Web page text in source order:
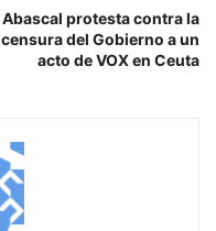
Abascal protesta contra la
censura del Gobierno a un
acto de VOX en Ceuta